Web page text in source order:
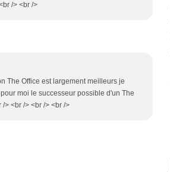
/> <br />
The Office est largement meilleurs je
moi le successeur possible d'un The
> <br /> <br /> <br />